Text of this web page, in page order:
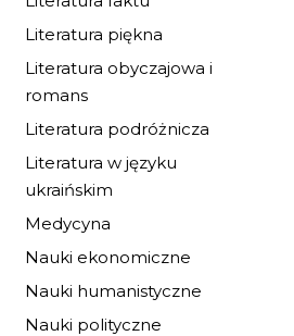
Literatura piękna
Literatura obyczajowa i
romans
Literatura podróżnicza
Literatura w języku
ukraińskim
Medycyna
Nauki ekonomiczne
Nauki humanistyczne
Nauki polityczne